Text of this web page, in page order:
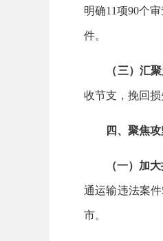
明确11项90个
件。
（三）汇
收节支，挽回损
四、聚焦
（一）加
通运输违法案
市。